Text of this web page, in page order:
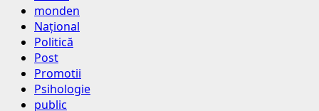
monden
Național
Politică
Post
Promotii
Psihologie
public